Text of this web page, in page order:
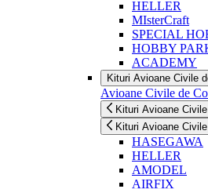
HELLER
MIsterCraft
SPECIAL
HOBBY
ACADEMY
Kituri Avioane Civile
Avioane Civile de
Kituri Avioane
Kituri Avioane
HASEGAWA
HELLER
AMODEL
AIRFIX